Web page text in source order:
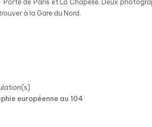
de Paris et La Chapelle. Deux
à la Gare du Nord.
européenne au 104